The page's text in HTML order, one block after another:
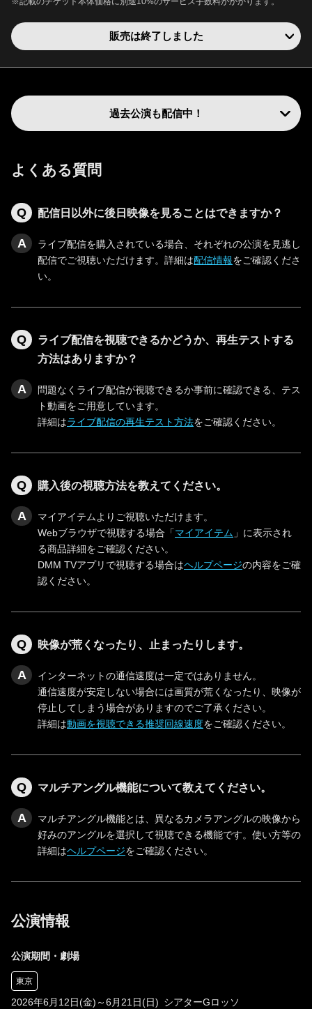
販売は終了しました
過去公演も配信中！
よくある質問
配信日以外に後日映像を見ることはできますか？
ライブ配信を購入されている場合、それぞれの公演を見逃し
配信でご視聴いただけます。詳細は配信情報をご確認くださ
い。
ライブ配信を視聴できるかどうか、再生テストする
方法はありますか？
問題なくライブ配信が視聴できるか事前に確認できる、テス
ト動画をご用意しています。
詳細はライブ配信の再生テスト方法をご確認ください。
購入後の視聴方法を教えてください。
マイアイテムよりご視聴いただけます。
Webブラウザで視聴する場合「マイアイテム 」に表示され
る商品詳細をご確認ください。
DMM TVアプリで視聴する場合はヘルプページの内容をご確
認ください。
映像が荒くなったり、止まったりします。
インターネットの通信速度は一定ではありません。
通信速度が安定しない場合には画質が荒くなったり、映像が
停止してしまう場合がありますのでご了承ください。
詳細は動画を視聴できる推奨回線速度をご確認ください。
マルチアングル機能について教えてください。
マルチアングル機能とは、異なるカメラアングルの映像から
好みのアングルを選択して視聴できる機能です。使い方等の
詳細はヘルプページをご確認ください。
公演情報
公演期間・劇場
東京
2026年6月12日(金)～6月21日(日) シアターGロッソ